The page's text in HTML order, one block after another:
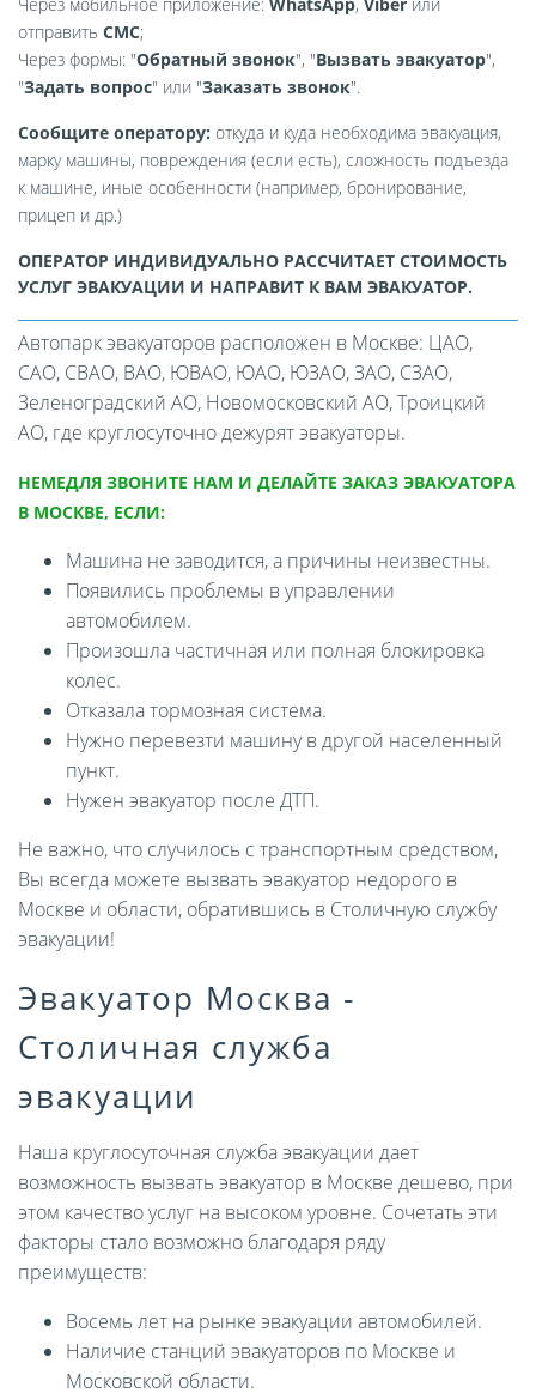
Через мобильное приложение: WhatsApp, Viber или
отправить СМС;
Через формы: "Обратный звонок", "Вызвать эвакуатор",
"Задать вопрос" или "Заказать звонок".
Сообщите оператору: откуда и куда необходима эвакуация,
марку машины, повреждения (если есть), сложность подъезда
к машине, иные особенности (например, бронирование,
прицеп и др.)
ОПЕРАТОР ИНДИВИДУАЛЬНО РАССЧИТАЕТ СТОИМОСТЬ
УСЛУГ ЭВАКУАЦИИ И НАПРАВИТ К ВАМ ЭВАКУАТОР.
Автопарк эвакуаторов расположен в Москве: ЦАО,
САО, СВАО, ВАО, ЮВАО, ЮАО, ЮЗАО, ЗАО, СЗАО,
Зеленоградский АО, Новомосковский АО, Троицкий
АО, где круглосуточно дежурят эвакуаторы.
НЕМЕДЛЯ ЗВОНИТЕ НАМ И ДЕЛАЙТЕ ЗАКАЗ ЭВАКУАТОРА
В МОСКВЕ, ЕСЛИ:
Машина не заводится, а причины неизвестны.
Появились проблемы в управлении
автомобилем.
Произошла частичная или полная блокировка
колес.
Отказала тормозная система.
Нужно перевезти машину в другой населенный
пункт.
Нужен эвакуатор после ДТП.
Не важно, что случилось с транспортным средством,
Вы всегда можете вызвать эвакуатор недорого в
Москве и области, обратившись в Столичную службу
эвакуации!
Эвакуатор Москва -
Столичная служба
эвакуации
Наша круглосуточная служба эвакуации дает
возможность вызвать эвакуатор в Москве дешево, при
этом качество услуг на высоком уровне. Сочетать эти
факторы стало возможно благодаря ряду
преимуществ:
Восемь лет на рынке эвакуации автомобилей.
Наличие станций эвакуаторов по Москве и
Московской области.